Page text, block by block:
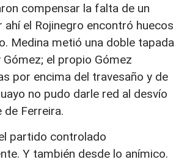
compensar la falta de un
ahí el Rojinegro encontró huecos
Medina metió una doble tapada
Gómez; el propio Gómez
por encima del travesaño y de
no pudo darle red al desvío
Ferreira.
partido controlado
Y también desde lo anímico.